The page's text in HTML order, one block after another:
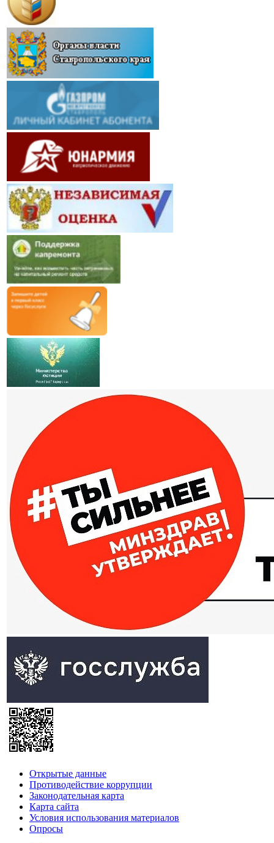
Открытые данные
Противодействие коррупции
Законодательная карта
Карта сайта
Условия использования материалов
Опросы